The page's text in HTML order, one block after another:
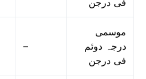
فی درجن
–
موسمی
درجہ دوئم
فی درجن